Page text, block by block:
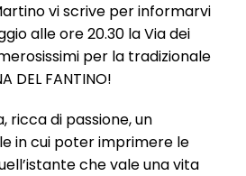
vi scrive per informarvi
alle ore 20.30 la Via dei
per la tradizionale
DEL FANTINO!
ricca di passione, un
in cui poter imprimere le
che vale una vita